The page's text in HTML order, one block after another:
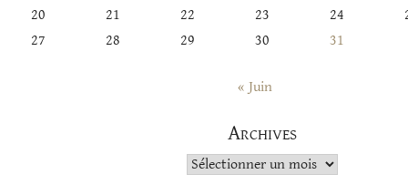
20
21 22 23 24
27
28 29 30 31
« Juin
Archives
Archives